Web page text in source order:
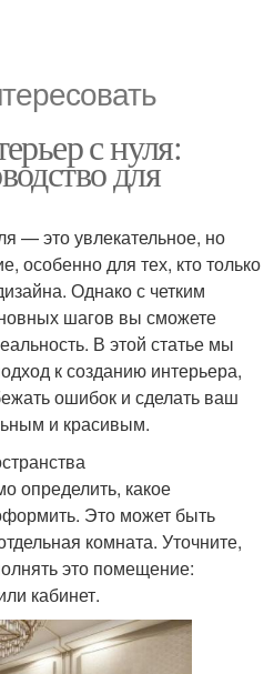
с нуля:
для
— это увлекательное, но
особенно для тех, кто только
Однако с четким
шагов вы сможете
В этой статье мы
к созданию интерьера,
ошибок и сделать ваш
и красивым.
определить, какое
Это может быть
комната. Уточните,
это помещение:
кабинет.